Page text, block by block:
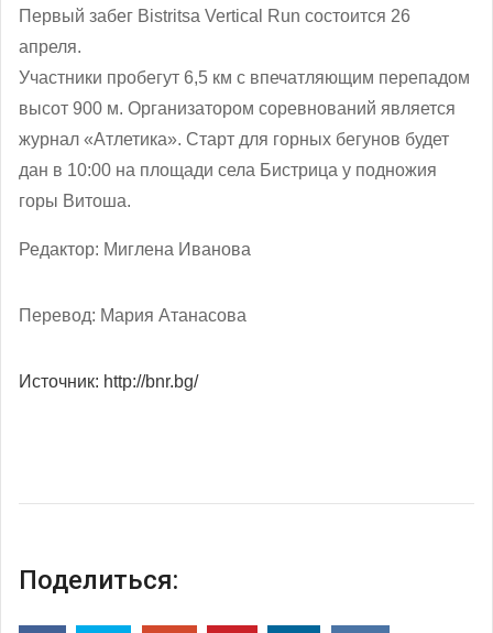
Первый забег Bistritsa Vertical Run состоится 26
апреля.
Участники пробегут 6,5 км с впечатляющим перепадом
высот 900 м. Организатором соревнований является
журнал «Атлетика». Старт для горных бегунов будет
дан в 10:00 на площади села Бистрица у подножия
горы Витоша.
Редактор: Миглена Иванова
Перевод: Мария Атанасова
Источник: http://bnr.bg/
Поделиться: